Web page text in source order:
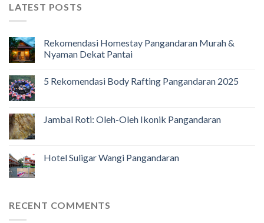
LATEST POSTS
Rekomendasi Homestay Pangandaran Murah &
Nyaman Dekat Pantai
5 Rekomendasi Body Rafting Pangandaran 2025
Jambal Roti: Oleh-Oleh Ikonik Pangandaran
Hotel Suligar Wangi Pangandaran
RECENT COMMENTS